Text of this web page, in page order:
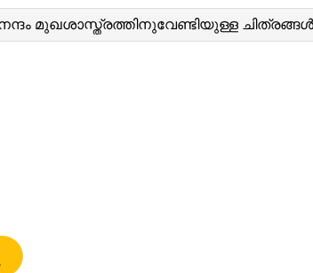
മുഖശാസ്ത്രത്തിനുവേണ്ടിയുള്ള ചിത്രങ്ങൾ